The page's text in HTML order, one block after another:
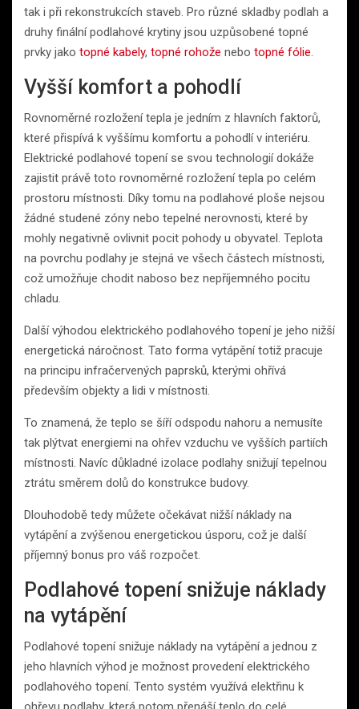
tak i při rekonstrukcích staveb. Pro různé skladby podlah a
druhy finální podlahové krytiny jsou uzpůsobené topné
prvky jako topné kabely, topné rohože nebo topné fólie.
Vyšší komfort a pohodlí
Rovnoměrné rozložení tepla je jedním z hlavních faktorů,
které přispívá k vyššímu komfortu a pohodlí v interiéru.
Elektrické podlahové topení se svou technologií dokáže
zajistit právě toto rovnoměrné rozložení tepla po celém
prostoru místnosti. Díky tomu na podlahové ploše nejsou
žádné studené zóny nebo tepelné nerovnosti, které by
mohly negativně ovlivnit pocit pohody u obyvatel. Teplota
na povrchu podlahy je stejná ve všech částech místnosti,
což umožňuje chodit naboso bez nepříjemného pocitu
chladu.
Další výhodou elektrického podlahového topení je jeho nižší
energetická náročnost. Tato forma vytápění totiž pracuje
na principu infračervených paprsků, kterými ohřívá
především objekty a lidi v místnosti.
To znamená, že teplo se šíří odspodu nahoru a nemusíte
tak plýtvat energiemi na ohřev vzduchu ve vyšších partiích
místnosti. Navíc důkladné izolace podlahy snižují tepelnou
ztrátu směrem dolů do konstrukce budovy.
Dlouhodobě tedy můžete očekávat nižší náklady na
vytápění a zvýšenou energetickou úsporu, což je další
příjemný bonus pro váš rozpočet.
Podlahové topení snižuje náklady
na vytápění
Podlahové topení snižuje náklady na vytápění a jednou z
jeho hlavních výhod je možnost provedení elektrického
podlahového topení. Tento systém využívá elektřinu k